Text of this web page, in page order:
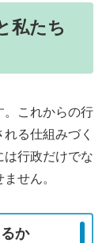
私たち
。これからの行
る仕組みづく
は行政だけでな
せん。
か